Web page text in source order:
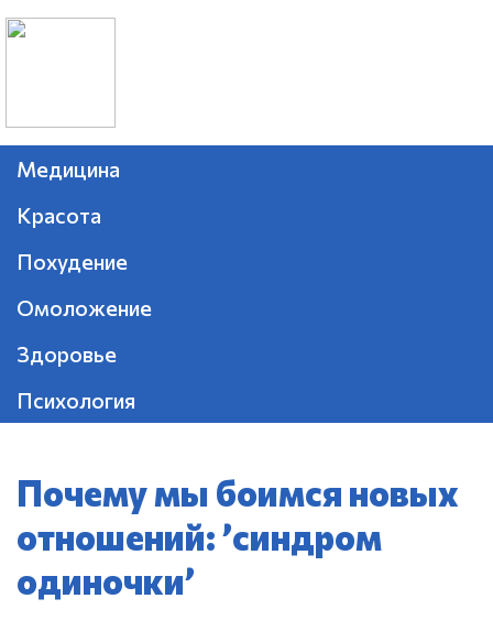
Медицина
Красота
Похудение
Омоложение
Здоровье
Психология
Почему мы боимся новых
отношений: ’синдром
одиночки’